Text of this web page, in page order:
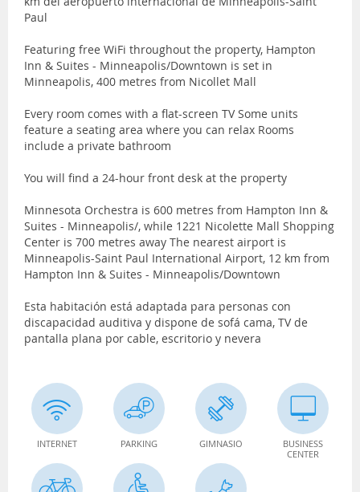
Paul
Featuring free WiFi throughout the property, Hampton
Inn & Suites - Minneapolis/Downtown is set in
Minneapolis, 400 metres from Nicollet Mall
Every room comes with a flat-screen TV Some units
feature a seating area where you can relax Rooms
include a private bathroom
You will find a 24-hour front desk at the property
Minnesota Orchestra is 600 metres from Hampton Inn &
Suites - Minneapolis/, while 1221 Nicolette Mall Shopping
Center is 700 metres away The nearest airport is
Minneapolis-Saint Paul International Airport, 12 km from
Hampton Inn & Suites - Minneapolis/Downtown
Esta habitación está adaptada para personas con
discapacidad auditiva y dispone de sofá cama, TV de
pantalla plana por cable, escritorio y nevera
INTERNET PARKING GIMNASIO
BUSINESS
CENTER